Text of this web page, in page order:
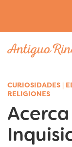
CURIOSIDADES |
RELIGIONES